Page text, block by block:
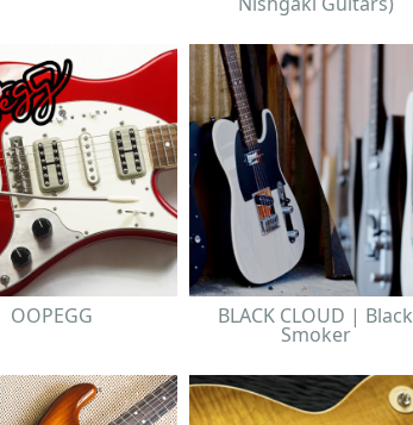
OOPEGG BLACK CLOUD | Black
Smoker